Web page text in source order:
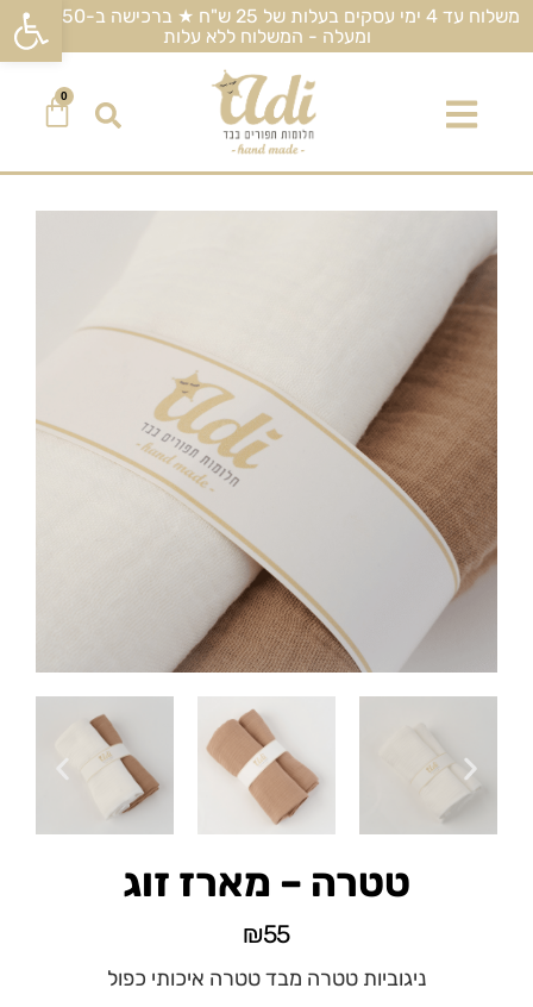
פתחמשלוח עד 4 ימי עסקים בעלות של 25 ש"ח ★ ברכישה ב-450 ש"ח
ומעלה - המשלוח ללא עלות
0
טטרה – מארז זוג
₪55
ניגוביות טטרה מבד טטרה איכותי כפול